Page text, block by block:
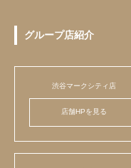
グループ店紹介
渋谷マークシティ店
店舗HPを見る